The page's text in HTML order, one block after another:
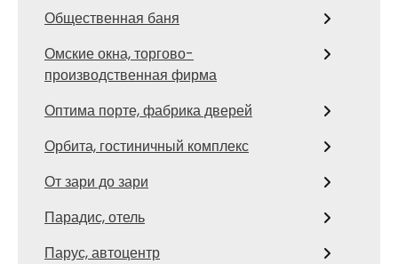
Общественная баня
Омские окна, торгово-
производственная фирма
Оптима порте, фабрика дверей
Орбита, гостиничный комплекс
От зари до зари
Парадис, отель
Парус, автоцентр